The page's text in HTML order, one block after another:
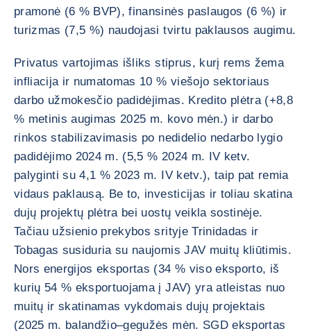
pramonė (6 % BVP), finansinės paslaugos (6 %) ir
turizmas (7,5 %) naudojasi tvirtu paklausos augimu.
Privatus vartojimas išliks stiprus, kurį rems žema
infliacija ir numatomas 10 % viešojo sektoriaus
darbo užmokesčio padidėjimas. Kredito plėtra (+8,8
% metinis augimas 2025 m. kovo mėn.) ir darbo
rinkos stabilizavimasis po nedidelio nedarbo lygio
padidėjimo 2024 m. (5,5 % 2024 m. IV ketv.
palyginti su 4,1 % 2023 m. IV ketv.), taip pat remia
vidaus paklausą. Be to, investicijas ir toliau skatina
dujų projektų plėtra bei uostų veikla sostinėje.
Tačiau užsienio prekybos srityje Trinidadas ir
Tobagas susiduria su naujomis JAV muitų kliūtimis.
Nors energijos eksportas (34 % viso eksporto, iš
kurių 54 % eksportuojama į JAV) yra atleistas nuo
muitų ir skatinamas vykdomais dujų projektais
(2025 m. balandžio–gegužės mėn. SGD eksportas